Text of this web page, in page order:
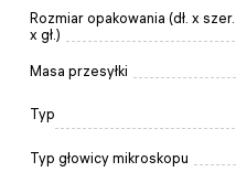
Rozmiar opakowania (dł. x szer.
x gł.)
Masa przesyłki
Typ
Typ głowicy mikroskopu